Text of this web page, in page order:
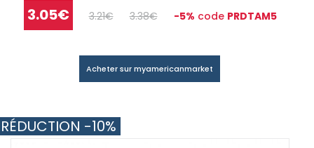
3.05€ 3.21€ 3.38€ -5% code PRDTAM5
Acheter sur myamericanmarket
RÉDUCTION -10%